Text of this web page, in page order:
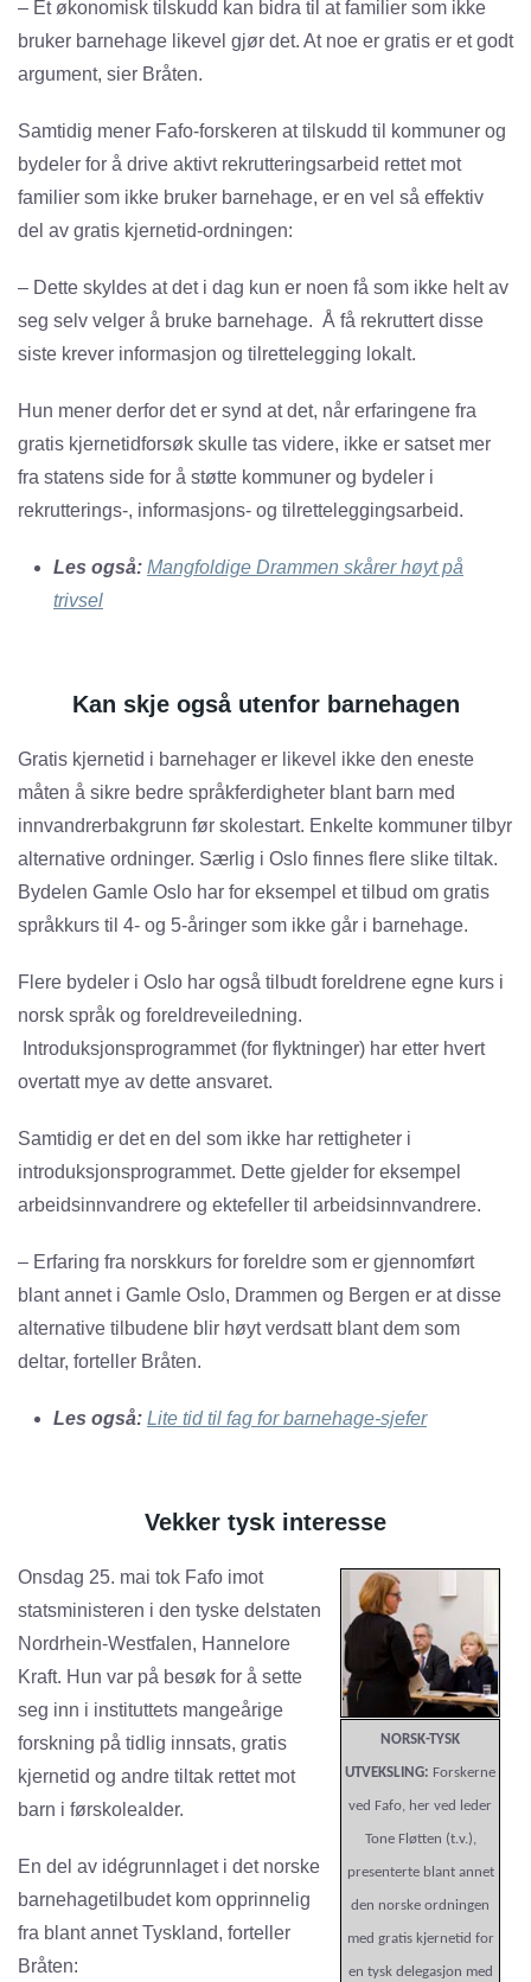
– Et økonomisk tilskudd kan bidra til at familier som ikke
bruker barnehage likevel gjør det. At noe er gratis er et godt
argument, sier Bråten.
Samtidig mener Fafo-forskeren at tilskudd til kommuner og
bydeler for å drive aktivt rekrutteringsarbeid rettet mot
familier som ikke bruker barnehage, er en vel så effektiv
del av gratis kjernetid-ordningen:
– Dette skyldes at det i dag kun er noen få som ikke helt av
seg selv velger å bruke barnehage. Å få rekruttert disse
siste krever informasjon og tilrettelegging lokalt.
Hun mener derfor det er synd at det, når erfaringene fra
gratis kjernetidforsøk skulle tas videre, ikke er satset mer
fra statens side for å støtte kommuner og bydeler i
rekrutterings-, informasjons- og tilretteleggingsarbeid.
Les også: Mangfoldige Drammen skårer høyt på
trivsel
Kan skje også utenfor barnehagen
Gratis kjernetid i barnehager er likevel ikke den eneste
måten å sikre bedre språkferdigheter blant barn med
innvandrerbakgrunn før skolestart. Enkelte kommuner tilbyr
alternative ordninger. Særlig i Oslo finnes flere slike tiltak.
Bydelen Gamle Oslo har for eksempel et tilbud om gratis
språkkurs til 4- og 5-åringer som ikke går i barnehage.
Flere bydeler i Oslo har også tilbudt foreldrene egne kurs i
norsk språk og foreldreveiledning.
Introduksjonsprogrammet (for flyktninger) har etter hvert
overtatt mye av dette ansvaret.
Samtidig er det en del som ikke har rettigheter i
introduksjonsprogrammet. Dette gjelder for eksempel
arbeidsinnvandrere og ektefeller til arbeidsinnvandrere.
– Erfaring fra norskkurs for foreldre som er gjennomført
blant annet i Gamle Oslo, Drammen og Bergen er at disse
alternative tilbudene blir høyt verdsatt blant dem som
deltar, forteller Bråten.
Les også: Lite tid til fag for barnehage-sjefer
Vekker tysk interesse
NORSK-TYSK
UTVEKSLING: Forskerne
ved Fafo, her ved leder
Tone Fløtten (t.v.),
presenterte blant annet
den norske ordningen
med gratis kjernetid for
en tysk delegasjon med
Onsdag 25. mai tok Fafo imot
statsministeren i den tyske delstaten
Nordrhein-Westfalen, Hannelore
Kraft. Hun var på besøk for å sette
seg inn i instituttets mangeårige
forskning på tidlig innsats, gratis
kjernetid og andre tiltak rettet mot
barn i førskolealder.
En del av idégrunnlaget i det norske
barnehagetilbudet kom opprinnelig
fra blant annet Tyskland, forteller
Bråten: